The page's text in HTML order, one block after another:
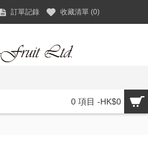
訂單記錄 收藏清單 (0)
0 項目 -HK$0